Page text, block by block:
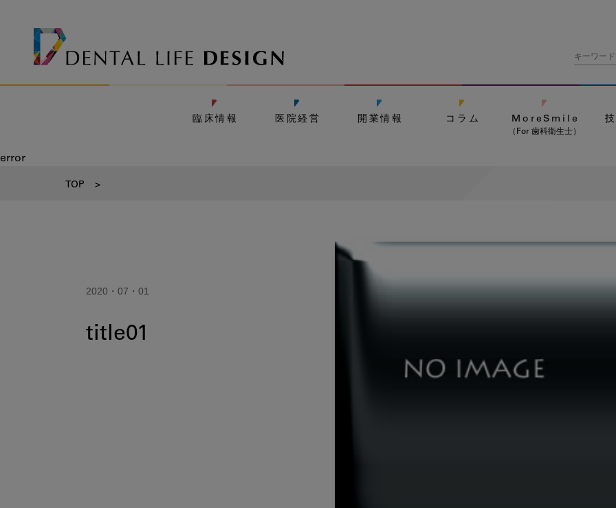
臨床情報 医院経営 開業情報 コラム MoreSmile
（For 歯科衛生士）
error
TOP >
2020・07・01
title01